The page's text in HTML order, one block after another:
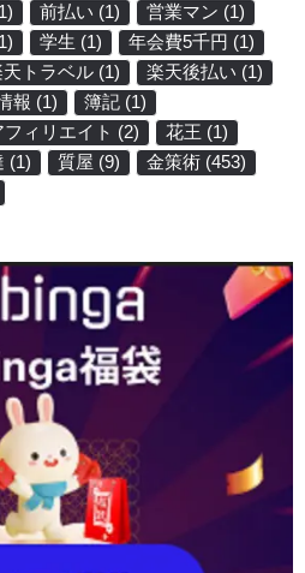
前払い (1) 営業マン (1)
学生 (1) 年会費5千円 (1)
天トラベル (1) 楽天後払い (1)
報 (1) 簿記 (1)
フィリエイト (2) 花王 (1)
(1) 質屋 (9) 金策術 (453)